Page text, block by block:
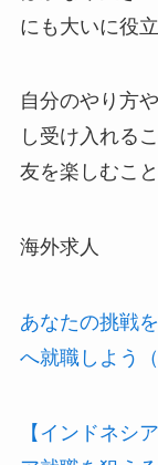
にも大いに役立
自分のやり方
し受け入れる
友を楽しむこ
海外求人
あなたの挑戦
へ就職しよう
【インドネシ